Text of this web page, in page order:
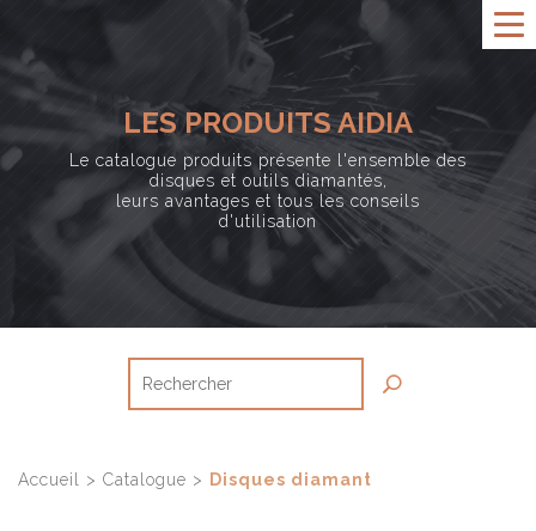
LES PRODUITS AIDIA
Le catalogue produits présente l'ensemble des
disques et outils diamantés,
leurs avantages et tous les conseils
d'utilisation
Accueil > Catalogue > Disques diamant